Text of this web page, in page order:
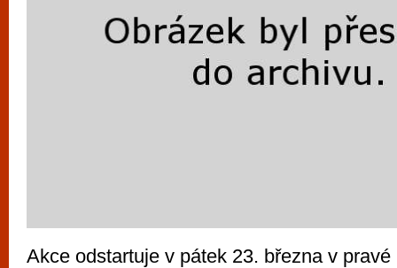
Akce odstartuje v pátek 23. března v